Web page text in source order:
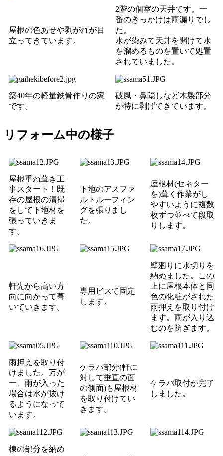
屋根の色あせや剥がれが目
立ってきています。
2階の個室の天井です。一
番のきっかけは雨漏りでし
た。
水が染みて天井を開けて水
を溜めるものを置いて処置
されていました。
築40年の軽量鉄骨作りの家
です。
破風・鼻隠しなど木製部分
が特に剥げてきています。
リフォーム中の様子
屋根重ね葺き工
事スタート！既
存の屋根の清掃
をして下地材を
張っていきま
す。
下地のアスファ
ルトルーフィン
グを張りまし
た。
屋根材(セネター
を)葺く作業がし
やすいように複数
枚ずつ並べて段取
りします。
軒先から高い方
向に向かって葺
いていきます。
専用ビスで固定
します。
壁廻りに水切りを
納めました。この
上に屋根本体と同
色の化粧がされた
雨押えを取り付け
ます。雨が入り込
むのを防ぎます。
雨押えを取り付
けました。万が
一、雨が入った
場合は水が抜け
るようになって
います。
ケラバ部分(軒に
対して垂直の面
の側面)も屋根材
を取り付けてい
きます。
ケラバ取付が完了
しました。
棟の部分を納め